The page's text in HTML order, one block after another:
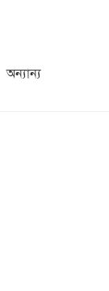
অন্যান্য